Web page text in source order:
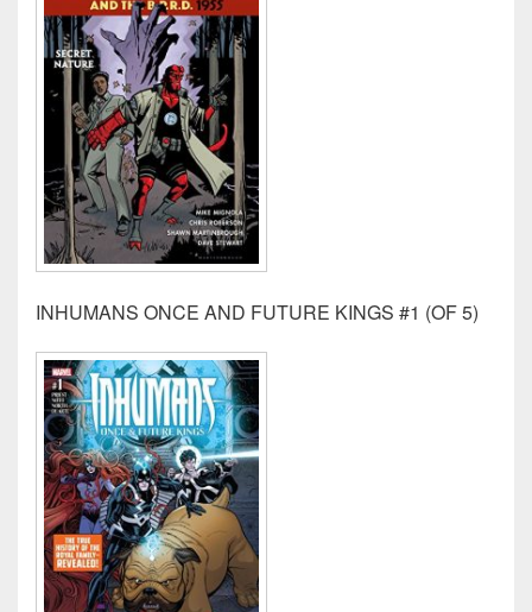
INHUMANS ONCE AND FUTURE KINGS #1 (OF 5)